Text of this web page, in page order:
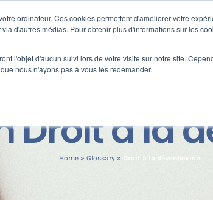
ordinateur. Ces cookies permettent d'améliorer votre
d'autres médias. Pour obtenir plus d'informations sur les
l'objet d'aucun suivi lors de votre visite sur notre site.
nous n'ayons pas à vous les redemander.
Formation Nos clients
Droit à la
Home » Glossary » Droit à la déconnexion